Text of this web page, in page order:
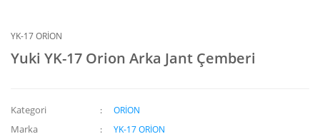
YK-17 ORİON
Yuki YK-17 Orion Arka Jant Çemberi
Kategori ORİON
Marka YK-17 ORİON